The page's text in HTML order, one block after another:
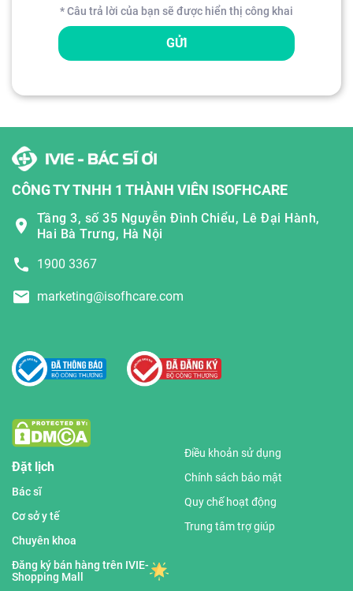
* Câu trả lời của bạn sẽ được hiển thị công khai
GỬI
CÔNG TY TNHH 1 THÀNH VIÊN ISOFHCARE
Tầng 3, số 35 Nguyễn Đình Chiểu, Lê Đại Hành,
Hai Bà Trưng, Hà Nội
1900 3367
marketing@isofhcare.com
Đặt lịch
Bác sĩ
Cơ sở y tế
Chuyên khoa
Đăng ký bán hàng trên IVIE-
Shopping Mall
Điều khoản sử dụng
Chính sách bảo mật
Quy chế hoạt động
Trung tâm trợ giúp